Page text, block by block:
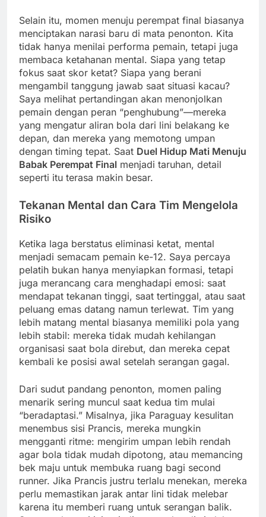
Selain itu, momen menuju perempat final biasanya
menciptakan narasi baru di mata penonton. Kita
tidak hanya menilai performa pemain, tetapi juga
membaca ketahanan mental. Siapa yang tetap
fokus saat skor ketat? Siapa yang berani
mengambil tanggung jawab saat situasi kacau?
Saya melihat pertandingan akan menonjolkan
pemain dengan peran “penghubung”—mereka
yang mengatur aliran bola dari lini belakang ke
depan, dan mereka yang memotong umpan
dengan timing tepat. Saat Duel Hidup Mati Menuju
Babak Perempat Final menjadi taruhan, detail
seperti itu terasa makin besar.
Tekanan Mental dan Cara Tim Mengelola
Risiko
Ketika laga berstatus eliminasi ketat, mental
menjadi semacam pemain ke-12. Saya percaya
pelatih bukan hanya menyiapkan formasi, tetapi
juga merancang cara menghadapi emosi: saat
mendapat tekanan tinggi, saat tertinggal, atau saat
peluang emas datang namun terlewat. Tim yang
lebih matang mental biasanya memiliki pola yang
lebih stabil: mereka tidak mudah kehilangan
organisasi saat bola direbut, dan mereka cepat
kembali ke posisi awal setelah serangan gagal.
Dari sudut pandang penonton, momen paling
menarik sering muncul saat kedua tim mulai
“beradaptasi.” Misalnya, jika Paraguay kesulitan
menembus sisi Prancis, mereka mungkin
mengganti ritme: mengirim umpan lebih rendah
agar bola tidak mudah dipotong, atau memancing
bek maju untuk membuka ruang bagi second
runner. Jika Prancis justru terlalu menekan, mereka
perlu memastikan jarak antar lini tidak melebar
karena itu memberi ruang untuk serangan balik.